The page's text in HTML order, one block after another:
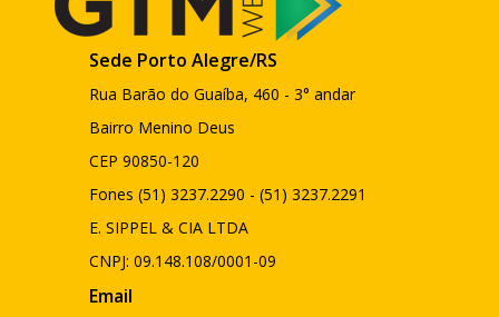
Sede Porto Alegre/RS
Rua Barão do Guaíba, 460 - 3° andar
Bairro Menino Deus
CEP 90850-120
Fones (51) 3237.2290 - (51) 3237.2291
E. SIPPEL & CIA LTDA
CNPJ: 09.148.108/0001-09
Email